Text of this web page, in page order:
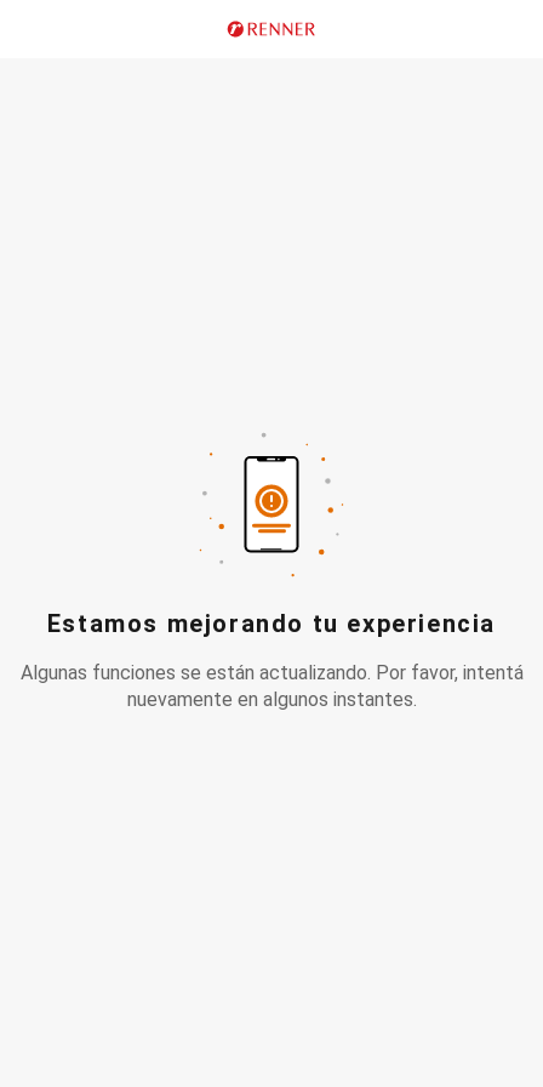
Estamos mejorando tu experiencia
Algunas funciones se están actualizando. Por favor, intentá
nuevamente en algunos instantes.